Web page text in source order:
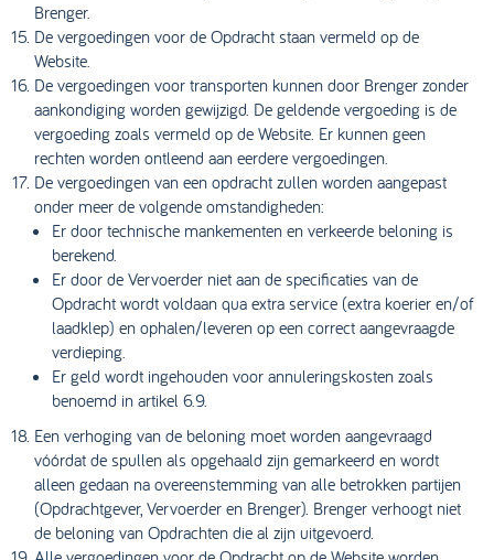
Brenger.
De vergoedingen voor de Opdracht staan vermeld op de
Website.
De vergoedingen voor transporten kunnen door Brenger zonder
aankondiging worden gewijzigd. De geldende vergoeding is de
vergoeding zoals vermeld op de Website. Er kunnen geen
rechten worden ontleend aan eerdere vergoedingen.
De vergoedingen van een opdracht zullen worden aangepast
onder meer de volgende omstandigheden:
Er door technische mankementen en verkeerde beloning is
berekend.
Er door de Vervoerder niet aan de specificaties van de
Opdracht wordt voldaan qua extra service (extra koerier en/of
laadklep) en ophalen/leveren op een correct aangevraagde
verdieping.
Er geld wordt ingehouden voor annuleringskosten zoals
benoemd in artikel 6.9.
Een verhoging van de beloning moet worden aangevraagd
vóórdat de spullen als opgehaald zijn gemarkeerd en wordt
alleen gedaan na overeenstemming van alle betrokken partijen
(Opdrachtgever, Vervoerder en Brenger). Brenger verhoogt niet
de beloning van Opdrachten die al zijn uitgevoerd.